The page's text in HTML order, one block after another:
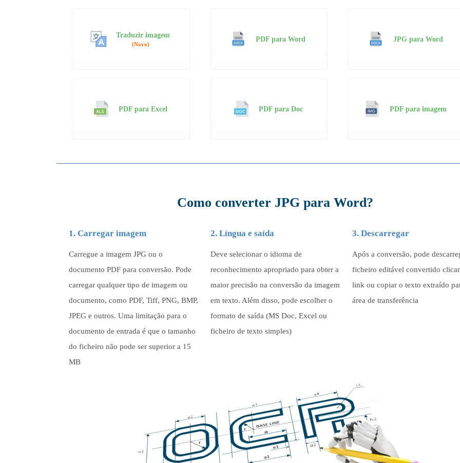
Traduzir imagem
(Novo)
PDF para Word JPG para Word
PDF para Excel PDF para Doc PDF para imagem
Como converter JPG para Word?
1. Carregar imagem
Carregue a imagem JPG ou o
documento PDF para conversão. Pode
carregar qualquer tipo de imagem ou
documento, como PDF, Tiff, PNG, BMP,
JPEG e outros. Uma limitação para o
documento de entrada é que o tamanho
do ficheiro não pode ser superior a 15
MB
2. Língua e saída
Deve selecionar o idioma de
reconhecimento apropriado para obter a
maior precisão na conversão da imagem
em texto. Além disso, pode escolher o
formato de saída (MS Doc, Excel ou
ficheiro de texto simples)
3. Descarregar
Após a conversão, pode
ficheiro editável convertido
link ou copiar o texto extraído
área de transferência